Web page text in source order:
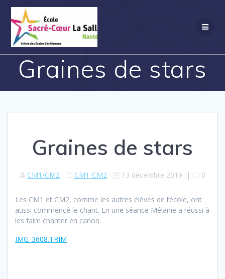
Graines de stars
Graines de stars
CM1/CM2 CM1-CM2 13 décembre 2019 | 0
Les CM1 et CM2, comme les autres élèves de l’école, ont
aussi commencé le chant. En une séance Mélanie a réussi à
les faire chanter en canon.
IMG_3608.TRIM